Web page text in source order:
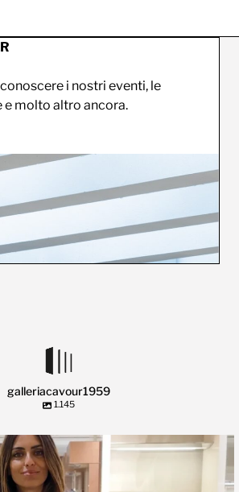
i nostri eventi, le
e molto altro ancora.
galleriacavour1959
1.145
da Dev in @galleriacavour1959 a...
39 2